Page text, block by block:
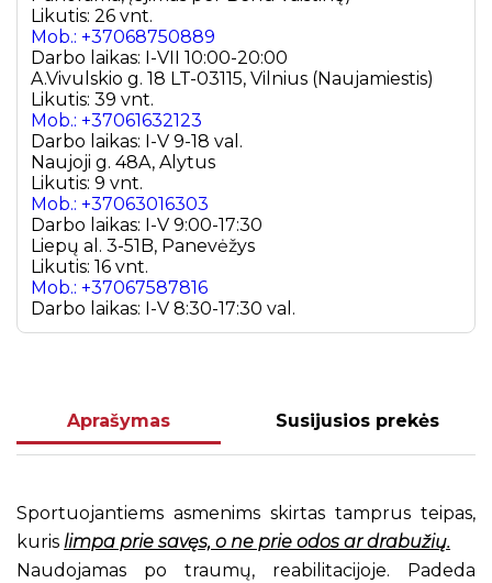
Likutis: 26 vnt.
Mob.: +37068750889
Darbo laikas: I-VII 10:00-20:00
A.Vivulskio g. 18 LT-03115, Vilnius (Naujamiestis)
Likutis: 39 vnt.
Mob.: +37061632123
Darbo laikas: I-V 9-18 val.
Naujoji g. 48A, Alytus
Likutis: 9 vnt.
Mob.: +37063016303
Darbo laikas: I-V 9:00-17:30
Liepų al. 3-51B, Panevėžys
Likutis: 16 vnt.
Mob.: +37067587816
Darbo laikas: I-V 8:30-17:30 val.
Aprašymas Susijusios prekės
Sportuojantiems asmenims skirtas tamprus teipas,
kuris limpa prie savęs, o ne prie odos ar drabužių.
Naudojamas po traumų, reabilitacijoje. Padeda